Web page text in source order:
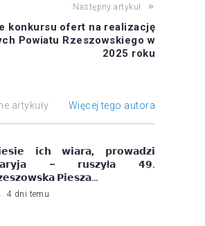
Następny artykuł
konkursu ofert na realizację
Powiatu Rzeszowskiego w
2025 roku
artykuły Więcej tego autora
𝗶𝗰𝗵 𝘄𝗶𝗮𝗿𝗮, 𝗽𝗿𝗼𝘄𝗮𝗱𝘇𝗶
– 𝗿𝘂𝘀𝘇𝘆ł𝗮 𝟰𝟵.
𝗣𝗶𝗲𝘀𝘇𝗮…
4 dni temu